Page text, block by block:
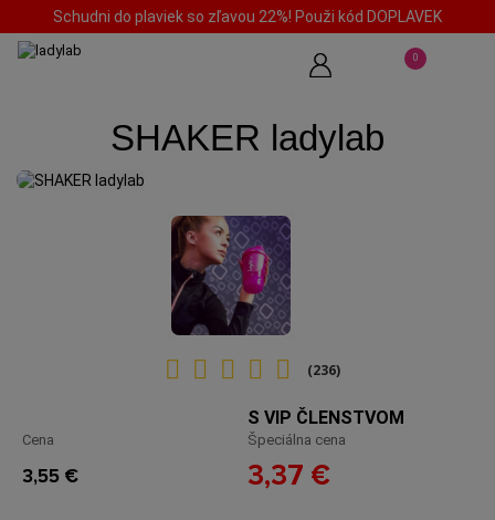
Schudni do plaviek so zľavou 22%! Použi kód DOPLAVEK
0
SHAKER ladylab
(236)
S VIP ČLENSTVOM
Špeciálna cena
3,37 €
Cena
3,55 €